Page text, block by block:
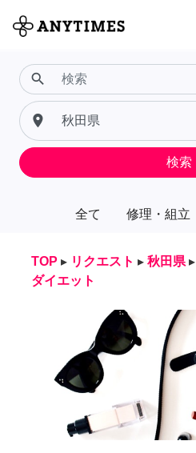
全て 修理・組立
search
place
検索
TOP ▸ リクエスト ▸ 秋田県 ▸
ダイエット